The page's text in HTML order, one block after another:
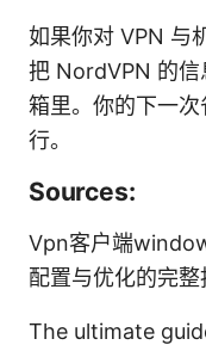
如果你对 VPN 与
把 NordVPN 的信
箱里。你的下一
行。
Sources:
Vpn客户端
配置与优化的完整
The ultimate